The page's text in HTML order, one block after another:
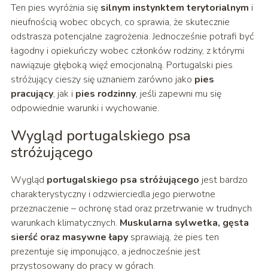
Ten pies wyróżnia się silnym instynktem terytorialnym i
nieufnością wobec obcych, co sprawia, że skutecznie
odstrasza potencjalne zagrożenia. Jednocześnie potrafi być
łagodny i opiekuńczy wobec członków rodziny, z którymi
nawiązuje głęboką więź emocjonalną. Portugalski pies
stróżujący cieszy się uznaniem zarówno jako pies
pracujący, jak i pies rodzinny, jeśli zapewni mu się
odpowiednie warunki i wychowanie.
Wygląd portugalskiego psa
stróżującego
Wygląd portugalskiego psa stróżującego jest bardzo
charakterystyczny i odzwierciedla jego pierwotne
przeznaczenie – ochronę stad oraz przetrwanie w trudnych
warunkach klimatycznych. Muskularna sylwetka, gęsta
sierść oraz masywne łapysprawiają, że pies ten
prezentuje się imponująco, a jednocześnie jest
przystosowany do pracy w górach.